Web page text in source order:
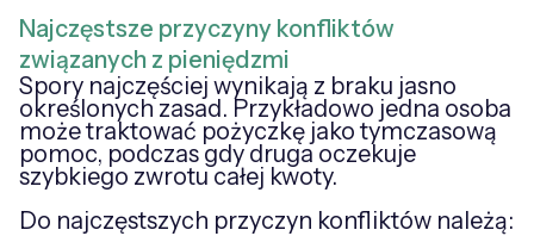
Najczęstsze przyczyny konfliktów
związanych z pieniędzmi
Spory najczęściej wynikają z braku jasno
określonych zasad. Przykładowo jedna osoba
może traktować pożyczkę jako tymczasową
pomoc, podczas gdy druga oczekuje
szybkiego zwrotu całej kwoty.
Do najczęstszych przyczyn konfliktów należą: